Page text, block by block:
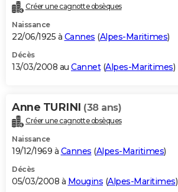
Créer une cagnotte obsèques
Naissance
22/06/1925 à Cannes (Alpes-Maritimes)
Décès
13/03/2008 au Cannet(Alpes-Maritimes)
Anne TURINI (38 ans)
Créer une cagnotte obsèques
Naissance
19/12/1969 à Cannes (Alpes-Maritimes)
Décès
05/03/2008 à Mougins (Alpes-Maritimes)